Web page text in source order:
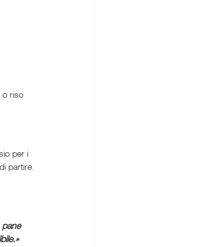
o riso
per i
partire.
pane